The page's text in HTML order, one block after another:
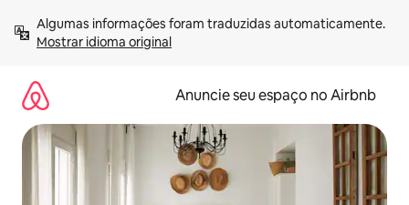
para
Mostrar idioma original
Anuncie seu espaço no Airbnb